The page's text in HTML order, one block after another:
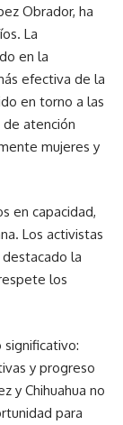
Obrador, ha
La
en la
efectiva de la
en torno a las
atención
mujeres y
en capacidad,
Los activistas
la
los
y progreso
y Chihuahua no
para